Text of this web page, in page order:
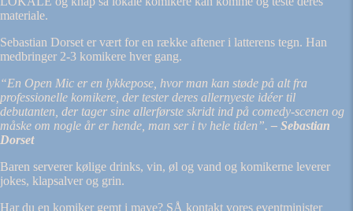
materiale.
Sebastian Dorset er vært for en række aftener i latterens tegn. Han
medbringer 2-3 komikere hver gang.
“En Open Mic er en lykkepose, hvor man kan støde på alt fra
professionelle komikere, der tester deres allernyeste idéer til
debutanten, der tager sine allerførste skridt ind på comedy-scenen og
måske om nogle år er hende, man ser i tv hele tiden”.– Sebastian
Dorset
Baren serverer kølige drinks, vin, øl og vand og komikerne leverer
jokes, klapsalver og grin.
Har du en komiker gemt i mave? SÅ kontakt vores eventminister